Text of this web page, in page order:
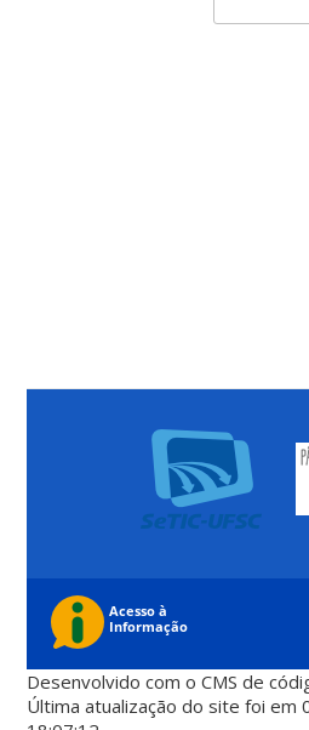
Desenvolvido com o CMS de
Última atualização do site foi em